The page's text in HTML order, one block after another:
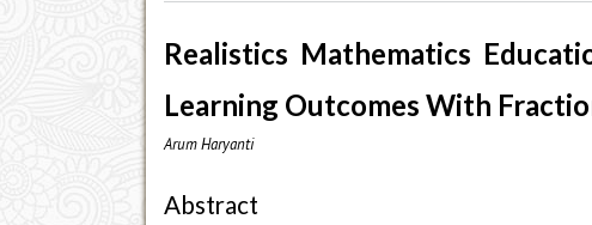
Realistics Mathematics
Learning Outcomes With
Arum Haryanti
Abstract